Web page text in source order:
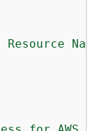
Resource Name